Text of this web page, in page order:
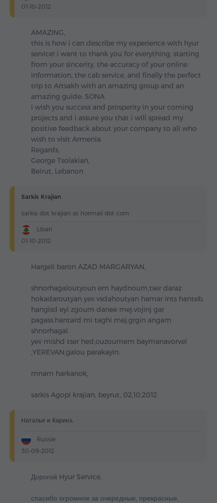
01-10-2012
AMAZING,
this is how i can describe my experience with hyur
service! i want to thank you for everything, starting
from your sincerity, the accuracy of your online
information, the cab service, and finally the perfect
trip to Artsakh with an amazing group and an
amazing guide: SONA
i wish you success and prosperity in your coming
projects and i assure you that i will spread my
positive feedback about your company to all who
wish to visit Armenia.
Regards,
George Tsolakian,
Beirut, Lebanon
Sarkis Krajian
sarkis dot krajian at hotmail dot com
Liban
01-10-2012
Hargeli baron AZAD MARGARYAN,
shnorhagaloutyoun em haydnoum,tser daraz
hokadaroutyan yev vsdahoutyan hamar ints hanteb.
hangisd eyi zgoum danee mej.vojinj gar
pagass.hantard mi taghi mej.grgin angam
shnorhagal.
yev mishd tser hed,ouzoumem baymanavorvel
,YEREVAN,galou parakayin.
mnam harkanok,
sarkis Agopi krajian, beyrut, 02,10,2012
Наталья и Каринэ.
Russie
30-09-2012
Дорогой Hyur Service,
спасибо огромное за очередные, прекрасные,